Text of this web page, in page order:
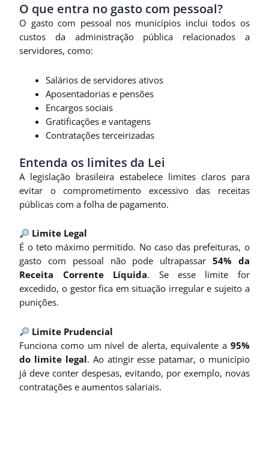
O que entra no gasto com pessoal?
O gasto com pessoal nos municípios inclui todos os
custos da administração pública relacionados a
servidores, como:
Salários de servidores ativos
Aposentadorias e pensões
Encargos sociais
Gratificações e vantagens
Contratações terceirizadas
Entenda os limites da Lei
A legislação brasileira estabelece limites claros para
evitar o comprometimento excessivo das receitas
públicas com a folha de pagamento.
Limite Legal
É o teto máximo permitido. No caso das prefeituras, o
gasto com pessoal não pode ultrapassar 54% da
Receita Corrente Líquida. Se esse limite for
excedido, o gestor fica em situação irregular e sujeito a
punições.
Limite Prudencial
Funciona como um nível de alerta, equivalente a 95%
do limite legal. Ao atingir esse patamar, o município
já deve conter despesas, evitando, por exemplo, novas
contratações e aumentos salariais.